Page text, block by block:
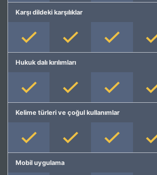
Karşı dildeki karşılıklar
Hukuk dalı kırılımları
Kelime türleri ve çoğul kullanımlar
Mobil uygulama